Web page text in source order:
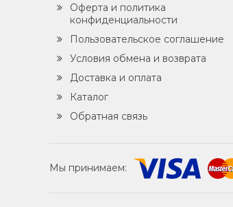
Оферта и политика
конфиденциальности
Пользовательское соглашение
Условия обмена и возврата
Доставка и оплата
Каталог
Обратная связь
Мы принимаем: